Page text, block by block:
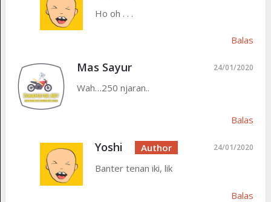
Ho oh . . .
Balas
Mas Sayur 24/01/2020
Wah…250 njaran..
Balas
Yoshi 24/01/2020
Banter tenan iki, lik
Balas